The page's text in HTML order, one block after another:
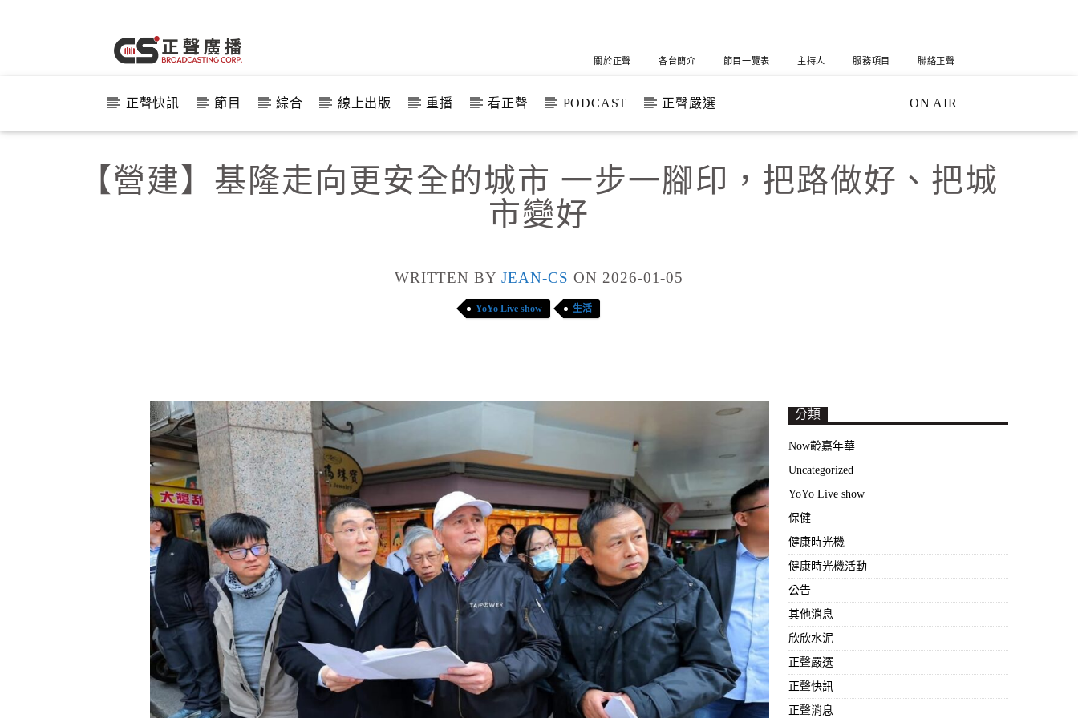
關於正聲 各台簡介 節目一覽表 主持人 服務項目 聯絡正聲
正聲快訊 節目 綜合 線上出版 重播 看正聲 PODCAST 正聲嚴選 ON AIR
【營建】基隆走向更安全的城市 一步一腳印，把路做好、把城
市變好
WRITTEN BYJEAN-CSON 2026-01-05
YoYo Live show 生活
分類
Now齡嘉年華
Uncategorized
YoYo Live show
保健
健康時光機
健康時光機活動
公告
其他消息
欣欣水泥
正聲嚴選
正聲快訊
正聲消息